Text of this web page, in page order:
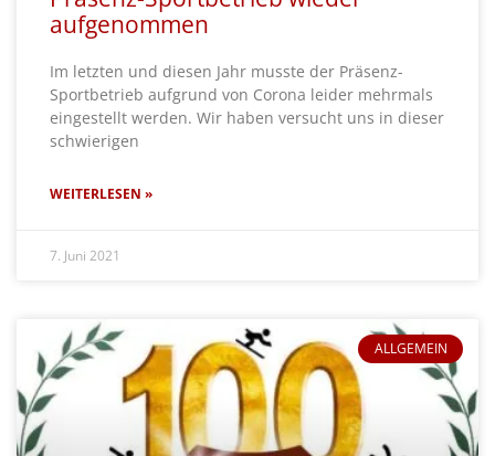
aufgenommen
Im letzten und diesen Jahr musste der Präsenz-
Sportbetrieb aufgrund von Corona leider mehrmals
eingestellt werden. Wir haben versucht uns in dieser
schwierigen
WEITERLESEN »
7. Juni 2021
ALLGEMEIN